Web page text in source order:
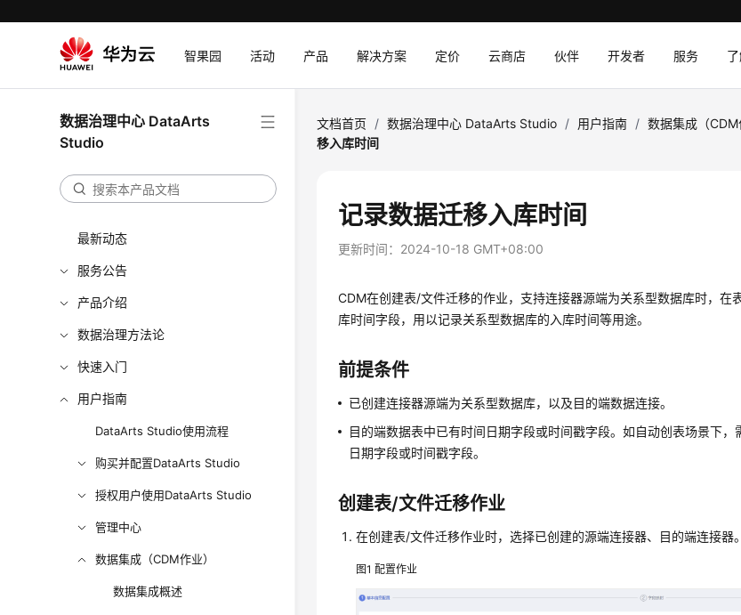
智果园 活动 产品 解决方案 定价 云商店 伙伴 开发者 服务
数据治理中心 DataArts
Studio
最新动态
服务公告
产品介绍
数据治理方法论
快速入门
用户指南
DataArts Studio使用流程
购买并配置DataArts Studio
授权用户使用DataArts Studio
管理中心
数据集成（CDM作业）
数据集成概述
文档首页 / 数据治理中心 DataArts Studio / 用户指南 / 数据集成（CDM
移入库时间
记录数据迁移入库时间
更新时间： 2024-10-18 GMT+08:00
CDM在创建表/文件迁移的作业，支持连接器源端为关系型数据库时，在
库时间字段，用以记录关系型数据库的入库时间等用途。
前提条件
已创建连接器源端为关系型数据库，以及目的端数据连接。
目的端数据表中已有时间日期字段或时间戳字段。如自动创表场景下
日期字段或时间戳字段。
创建表/文件迁移作业
在创建表/文件迁移作业时，选择已创建的源端连接器、目的端连接器。
图1 配置作业